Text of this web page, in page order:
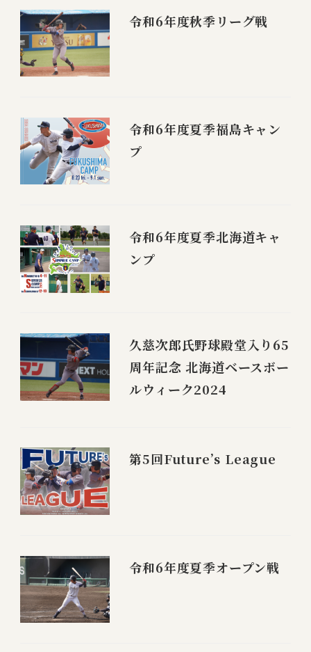
令和6年度秋季リーグ戦
令和6年度夏季福島キャン
プ
令和6年度夏季北海道キャ
ンプ
久慈次郎氏野球殿堂入り65
周年記念 北海道ベースボー
ルウィーク2024
第5回Future’s League
令和6年度夏季オープン戦